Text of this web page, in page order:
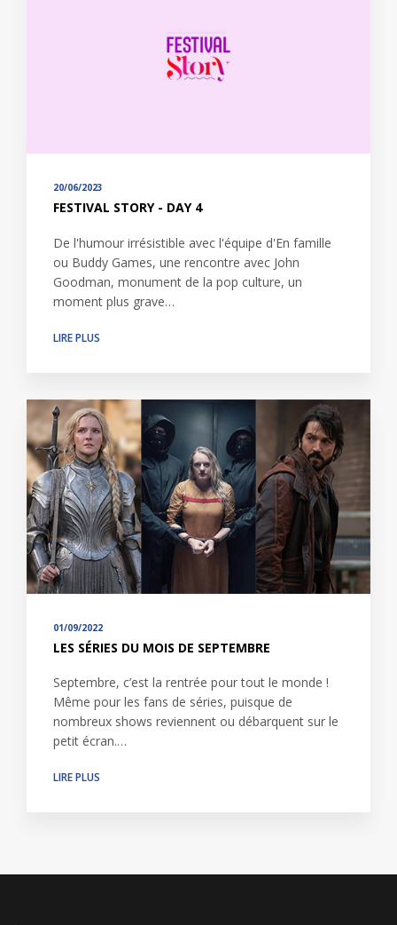
20/06/2023
FESTIVAL STORY - DAY 4
De l'humour irrésistible avec l'équipe d'En famille
ou Buddy Games, une rencontre avec John
Goodman, monument de la pop culture, un
moment plus grave…
LIRE PLUS
01/09/2022
LES SÉRIES DU MOIS DE SEPTEMBRE
Septembre, c’est la rentrée pour tout le monde !
Même pour les fans de séries, puisque de
nombreux shows reviennent ou débarquent sur le
petit écran.…
LIRE PLUS